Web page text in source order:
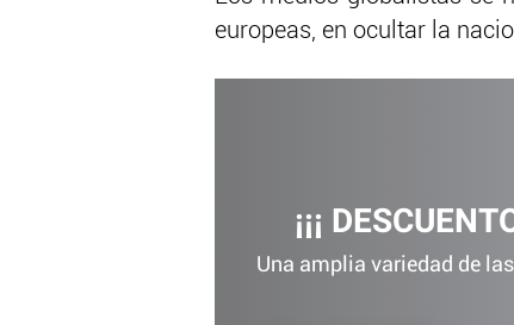
europeas, en ocultar la
¡¡¡
Una amplia variedad de